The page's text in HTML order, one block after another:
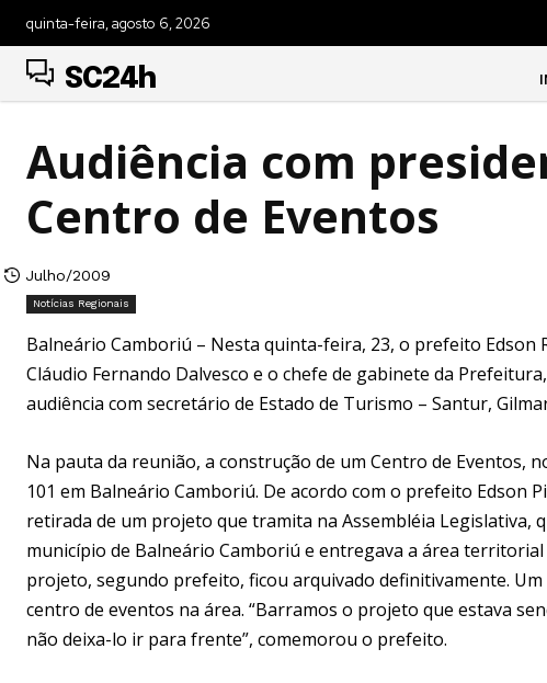
quinta-feira, agosto 6, 2026
SC24h
Audiência com
Centro de Eventos
Julho/2009
Notícias Regionais
Balneário Camboriú – Nesta quinta-feira, 23, o prefeito
Cláudio Fernando Dalvesco e o chefe de gabinete da
audiência com secretário de Estado de Turismo – Santur,
Na pauta da reunião, a construção de um Centro de Eventos,
101 em Balneário Camboriú. De acordo com o prefeito Edson
retirada de um projeto que tramita na Assembléia Legislativa,
município de Balneário Camboriú e entregava a área
projeto, segundo prefeito, ficou arquivado definitivamente.
centro de eventos na área. “Barramos o projeto que estava
não deixa-lo ir para frente”, comemorou o prefeito.